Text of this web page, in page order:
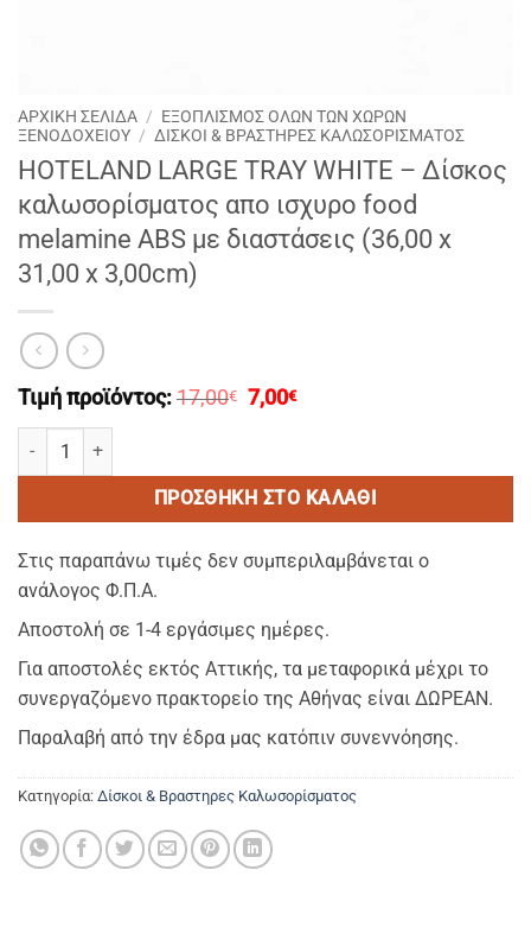
ΑΡΧΙΚΉ ΣΕΛΊΔΑ / ΕΞΟΠΛΙΣΜΟΣ ΟΛΩΝ ΤΩΝ ΧΩΡΩΝ
ΞΕΝΟΔΟΧΕΙΟΥ / ΔΊΣΚΟΙ & ΒΡΑΣΤΗΡΕΣ ΚΑΛΩΣΟΡΊΣΜΑΤΟΣ
HOTELAND LARGE TRAY WHITE – Δίσκος
καλωσορίσματος απο ισχυρο food
melamine ABS με διαστάσεις (36,00 x
31,00 x 3,00cm)
Τιμή προϊόντος: 17,00€ Original
7,00€Η
7,00€.
HOTELAND LARGE TRAY WHITE - Δίσκος καλωσορίσματος απο
ΠΡΟΣΘΉΚΗ ΣΤΟ ΚΑΛΆΘΙ
Στις παραπάνω τιμές δεν συμπεριλαμβάνεται ο
ανάλογος Φ.Π.Α.
Αποστολή σε 1-4 εργάσιμες ημέρες.
Για αποστολές εκτός Αττικής, τα μεταφορικά μέχρι το
συνεργαζόμενο πρακτορείο της Αθήνας είναι ΔΩΡΕΑΝ.
Παραλαβή από την έδρα μας κατόπιν συνεννόησης.
Κατηγορία: Δίσκοι & Βραστηρες Καλωσορίσματος